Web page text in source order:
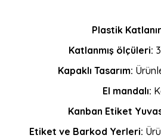
Plastik
Katlanmış ölçüleri:
Kapaklı Tasarım:
El mandalı:
Kanban Etiket
Etiket ve Barkod Yerleri: